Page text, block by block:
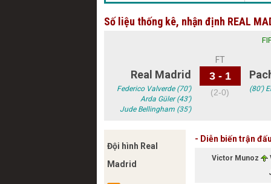
Số liệu thống kê, nhận định REAL
Real Madrid
Federico Valverde (70')
Arda Güler (43')
Jude Bellingham (35')
FT
3 - 1
(2-0) (80')
Đội hình Real
Madrid
- Diễn biến trận
Victor Munoz